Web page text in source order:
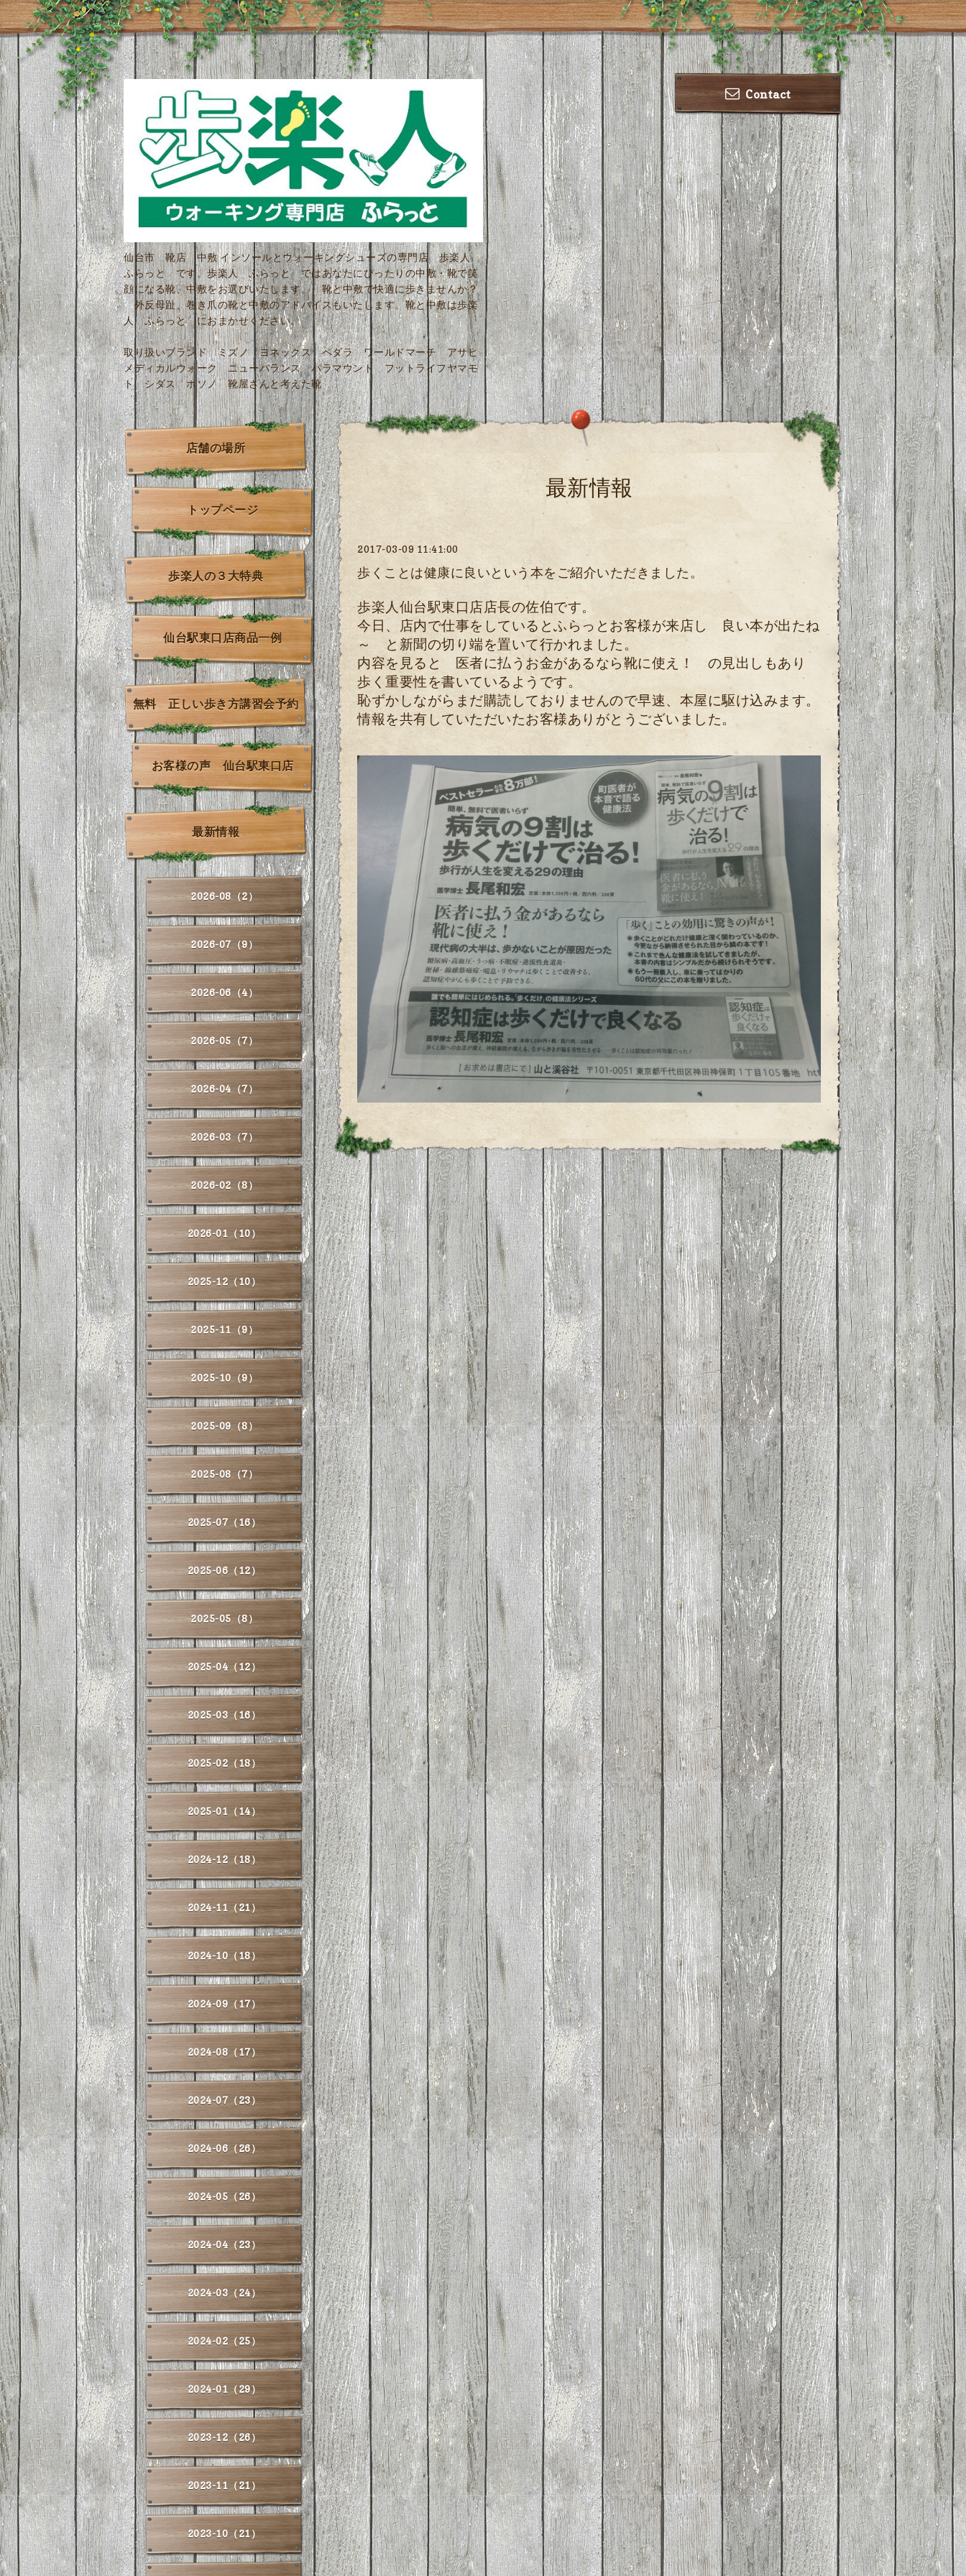
Contact
仙台市 靴店 中敷 インソールとウォーキングシューズの専門店 歩楽人
ふらっと です。歩楽人 ふらっと ではあなたにぴったりの中敷・靴で笑
顔になる靴、中敷をお選びいたします。 靴と中敷で快適に歩きませんか？
外反母趾、巻き爪の靴と中敷のアドバイスもいたします。靴と中敷は歩楽
人 ふらっと におまかせください。
取り扱いブランド ミズノ ヨネックス ペダラ ワールドマーチ アサヒ
メディカルウォーク ニューバランス パラマウント フットライフヤマモ
ト シダス ホソノ 靴屋さんと考えた靴
最新情報
2017-03-09 11:41:00
歩くことは健康に良いという本をご紹介いただきました。
歩楽人仙台駅東口店店長の佐伯です。
今日、店内で仕事をしているとふらっとお客様が来店し 良い本が出たね
～ と新聞の切り端を置いて行かれました。
内容を見ると 医者に払うお金があるなら靴に使え！ の見出しもあり
歩く重要性を書いているようです。
恥ずかしながらまだ購読しておりませんので早速、本屋に駆け込みます。
情報を共有していただいたお客様ありがとうございました。
店舗の場所
トップページ
歩楽人の３大特典
仙台駅東口店商品一例
無料 正しい歩き方講習会予約
お客様の声 仙台駅東口店
最新情報
2026-08（2）
2026-07（9）
2026-06（4）
2026-05（7）
2026-04（7）
2026-03（7）
2026-02（8）
2026-01（10）
2025-12（10）
2025-11（9）
2025-10（9）
2025-09（8）
2025-08（7）
2025-07（16）
2025-06（12）
2025-05（8）
2025-04（12）
2025-03（16）
2025-02（18）
2025-01（14）
2024-12（18）
2024-11（21）
2024-10（18）
2024-09（17）
2024-08（17）
2024-07（23）
2024-06（26）
2024-05（26）
2024-04（23）
2024-03（24）
2024-02（25）
2024-01（29）
2023-12（26）
2023-11（21）
2023-10（21）